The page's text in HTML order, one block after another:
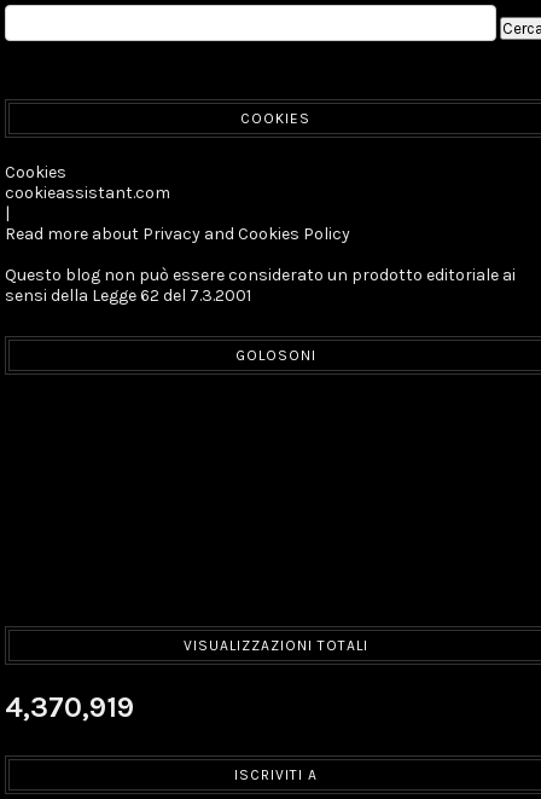
COOKIES
Cookies
cookieassistant.com
|
Read more about Privacy and Cookies Policy
Questo blog non può essere considerato un prodotto editoriale ai
sensi della Legge 62 del 7.3.2001
GOLOSONI
VISUALIZZAZIONI TOTALI
4,370,919
ISCRIVITI A